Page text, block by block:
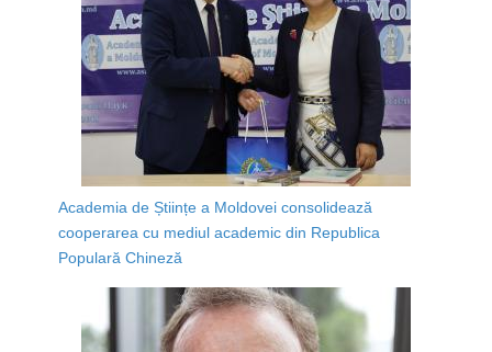
Academia de Științe a Moldovei consolidează
cooperarea cu mediul academic din Republica
Populară Chineză